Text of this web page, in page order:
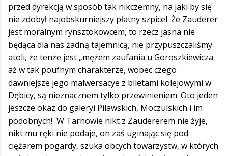
przed dyrekcją w sposób tak nikczemny, na jaki by się
nie zdobył najobskurniejszy płatny szpicel. Że Zauderer
jest moralnym rynsztokowcem, to rzecz jasna nie
będąca dla nas żadną tajemnicą, nie przypuszczaliśmy
atoli, że tenże jest „mężem zaufania u Goroszkiewicza
aż w tak poufnym charakterze, wobec czego
dawniejsze jego malwersacye z biletami kolejowymi w
Dębicy, są nieznacznem tylko przewinieniem. Oto jeden
jeszcze okaz do galeryi Pilawskich, Moczulskich i im
podobnych! W Tarnowie nikt z Zaudererem nie żyje,
nikt mu ręki nie podaje, on zaś uginając się pod
ciężarem pogardy, szuka obcych towarzystw, w których